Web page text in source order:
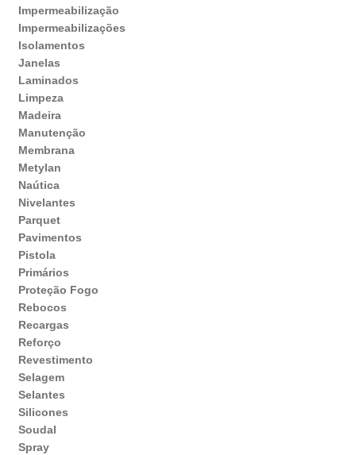
Impermeabilização
Impermeabilizações
Isolamentos
Janelas
Laminados
Limpeza
Madeira
Manutenção
Membrana
Metylan
Naútica
Nivelantes
Parquet
Pavimentos
Pistola
Primários
Proteção Fogo
Rebocos
Recargas
Reforço
Revestimento
Selagem
Selantes
Silicones
Soudal
Spray